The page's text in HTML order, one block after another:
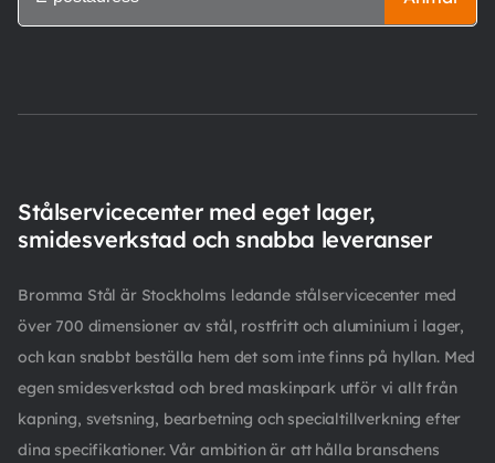
Stålservicecenter med eget lager,
smidesverkstad och snabba leveranser
Bromma Stål är Stockholms ledande stålservicecenter med
över 700 dimensioner av stål, rostfritt och aluminium i lager,
och kan snabbt beställa hem det som inte finns på hyllan. Med
egen smidesverkstad och bred maskinpark utför vi allt från
kapning, svetsning, bearbetning och specialtillverkning efter
dina specifikationer. Vår ambition är att hålla branschens